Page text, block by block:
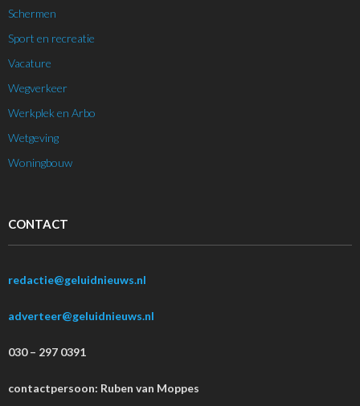
Schermen
Sport en recreatie
Vacature
Wegverkeer
Werkplek en Arbo
Wetgeving
Woningbouw
CONTACT
redactie@geluidnieuws.nl
adverteer@geluidnieuws.nl
030 – 297 0391
contactpersoon: Ruben van Moppes